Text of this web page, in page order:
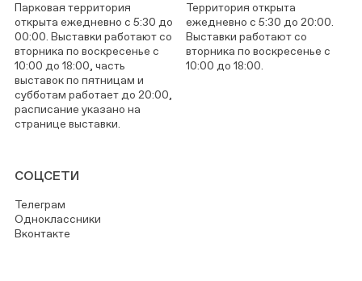
Парковая территория
открыта ежедневно с 5:30 до
00:00. Выставки работают со
вторника по воскресенье с
10:00 до 18:00, часть
выставок по пятницам и
субботам работает до 20:00,
расписание указано на
странице выставки.
Территория открыта
ежедневно с 5:30 до 20:00.
Выставки работают со
вторника по воскресенье с
10:00 до 18:00.
СОЦСЕТИ
Телеграм
Одноклассники
Вконтакте